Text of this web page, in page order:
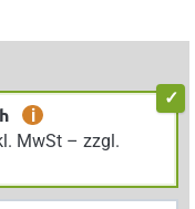
i
MwSt – zzgl.